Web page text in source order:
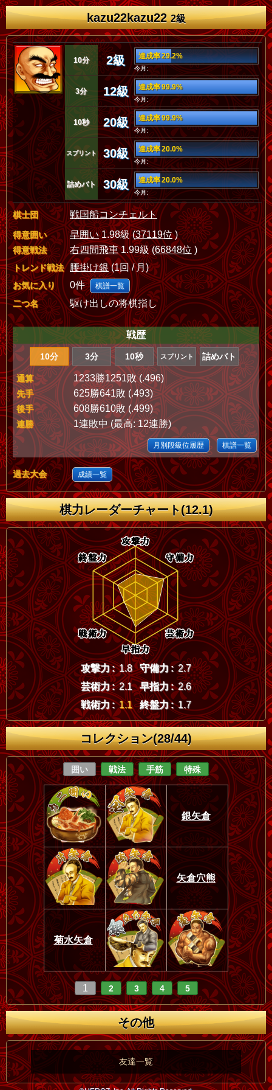
kazu22kazu222級
10分 2級 達成率 29.2%
今月:
3分 12級 達成率 99.9%
今月:
10秒 20級 達成率 99.9%
今月:
スプリント 30級 達成率 20.0%
今月:
詰めバト 30級 達成率 20.0%
今月:
棋士団 戦国船コンチェルト
得意囲い 早囲い1.98級 (37119位)
得意戦法 右四間飛車1.99級 (66848位 )
トレンド戦法 腰掛け銀(1回 / 月)
お気に入り 0件 棋譜一覧
二つ名 駆け出しの将棋指し
戦歴
10分 3分 10秒 スプリント 詰めバト
通算 1233勝1251敗 (.496)
先手 625勝641敗 (.493)
後手 608勝610敗 (.499)
連勝 1連敗中 (最高: 12連勝)
月別段級位履歴 棋譜一覧
過去大会 成績一覧
棋力レーダーチャート(12.1)
攻撃力 : 1.8 守備力 : 2.7
芸術力 : 2.1 早指力 : 2.6
戦術力 : 1.1 終盤力 : 1.7
コレクション(28/44)
囲い 戦法 手筋 特殊
銀矢倉
矢倉穴熊
菊水矢倉
1 2 3 4 5
その他
友達一覧